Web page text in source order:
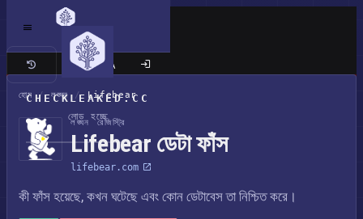
CHECKLEAKED.CC
লোড হচ্ছে
ক্লাসিক সাইট
হোম / লঙ্ঘন / Lifebear
লঙ্ঘন রেজিস্ট্রি
Lifebear ডেটা ফাঁস
lifebear.com
কী ফাঁস হয়েছে, কখন ঘটেছে এবং কোন ডেটাবেস তা নিশ্চিত করে।